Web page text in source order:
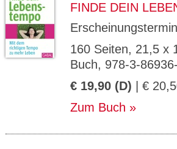
FINDE DEIN
160 Seiten, 21,5 x
Buch, 978-3-
€ 19,90 (D) | €
Zum Buch